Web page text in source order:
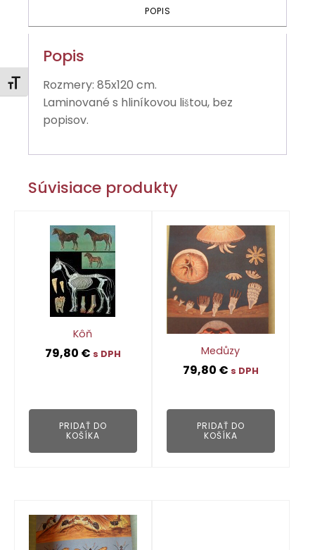
Zmeniť veľkosť písma
POPIS
Popis
Rozmery: 85x120 cm.
Laminované s hliníkovou lištou, bez
popisov.
Súvisiace produkty
Kôň
79,80 € s DPH
PRIDAŤ DO
KOŠÍKA
Medůzy
79,80 € s DPH
PRIDAŤ DO
KOŠÍKA